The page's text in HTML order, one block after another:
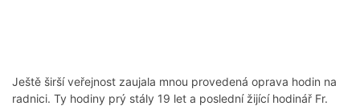
Ještě širší veřejnost zaujala mnou provedená oprava hodin na
radnici. Ty hodiny prý stály 19 let a poslední žijící hodinář Fr.